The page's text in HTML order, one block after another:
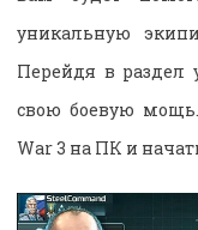
уникальную
Перейдя в
свою боевую
War 3 на ПК и